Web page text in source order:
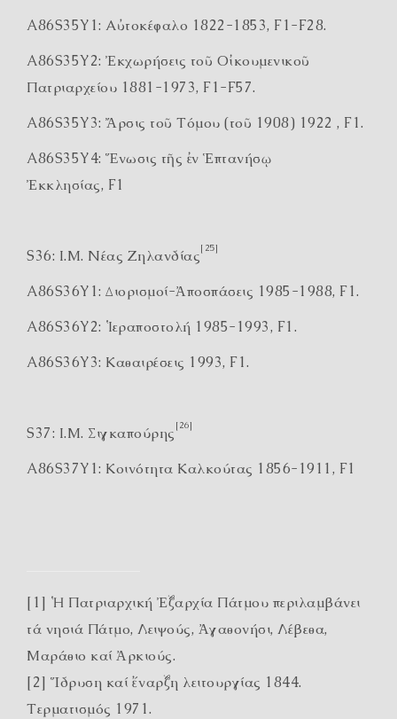
A86S35Y1: Αὐτοκέφαλο 1822-1853, F1-F28.
A86S35Y2: Ἐκχωρήσεις τοῦ Οἰκουμενικοῦ
Πατριαρχείου 1881-1973, F1-F57.
A86S35Y3: Ἄρσις τοῦ Τόμου (τοῦ 1908) 1922 , F1.
A86S35Y4: Ἕνωσις τῆς ἐν Ἑπτανήσῳ
Ἐκκλησίας, F1
S36: Ι.Μ. Νέας Ζηλανδίας[25]
A86S36Y1: Διορισμοί-Ἀποσπάσεις 1985-1988, F1.
A86S36Y2: Ἱεραποστολή 1985-1993, F1.
A86S36Y3: Καθαιρέσεις 1993, F1.
S37: Ι.Μ. Σιγκαπούρης [26]
A86S37Y1: Κοινότητα Καλκούτας 1856-1911, F1
[1] Ἡ Πατριαρχική Ἐξαρχία Πάτμου περιλαμβάνει
τά νησιά Πάτμο, Λειψούς, Ἀγαθονήσι, Λέβεθα,
Μαράθιο καί Ἀρκιούς.
[2] Ἵδρυση καί ἔναρξη λειτουργίας 1844.
Τερματισμός 1971.